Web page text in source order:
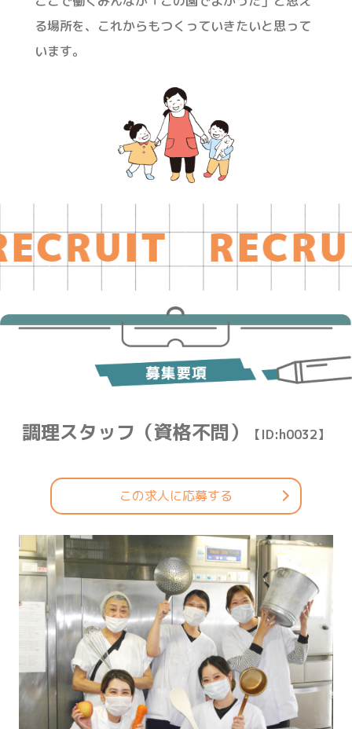
る場所を、これからもつくっていきたいと思って
います。
RECRUIT
調理スタッフ（資格不問） 【ID:h0032】
この求人に応募する